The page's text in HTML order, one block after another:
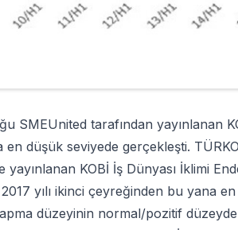
SMEUnited tarafından yayınlanan
en düşük seviyede gerçekleşti.
KOBİ İş Dünyası İklimi
yılı ikinci çeyreğinden bu yana
düzeyinin normal/pozitif